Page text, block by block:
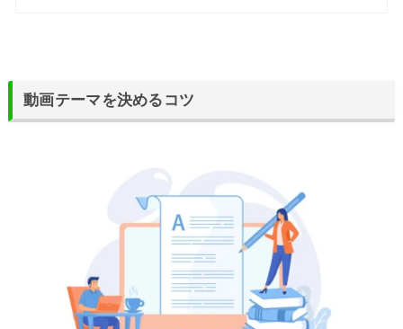
動画テーマを決めるコツ